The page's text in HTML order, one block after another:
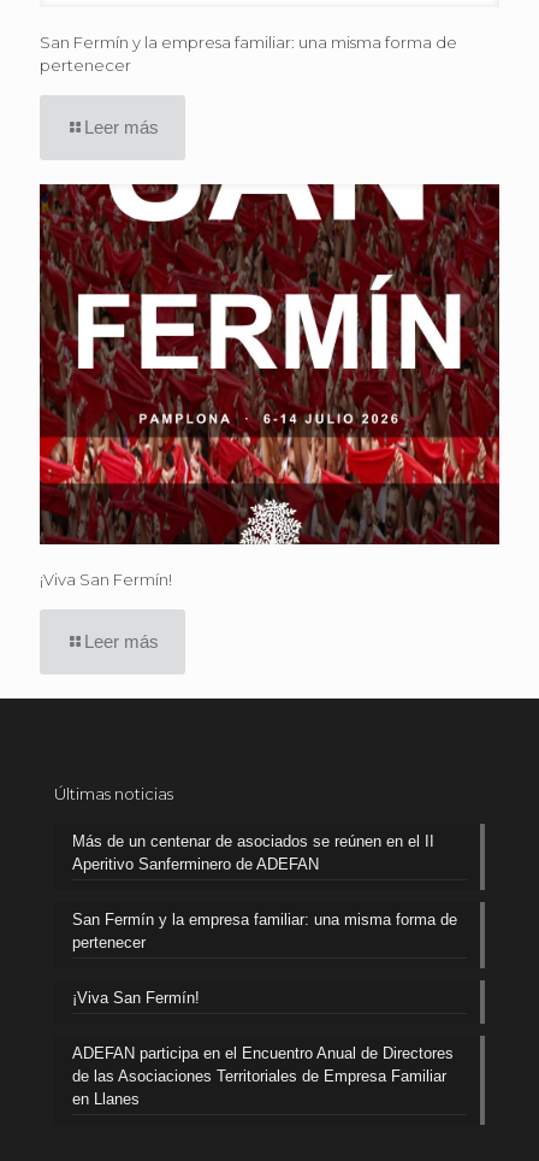
San Fermín y la empresa familiar: una misma forma de
pertenecer
Leer más
¡Viva San Fermín!
Leer más
Últimas noticias
Más de un centenar de asociados se reúnen en el II
Aperitivo Sanferminero de ADEFAN
San Fermín y la empresa familiar: una misma forma de
pertenecer
¡Viva San Fermín!
ADEFAN participa en el Encuentro Anual de Directores
de las Asociaciones Territoriales de Empresa Familiar
en Llanes